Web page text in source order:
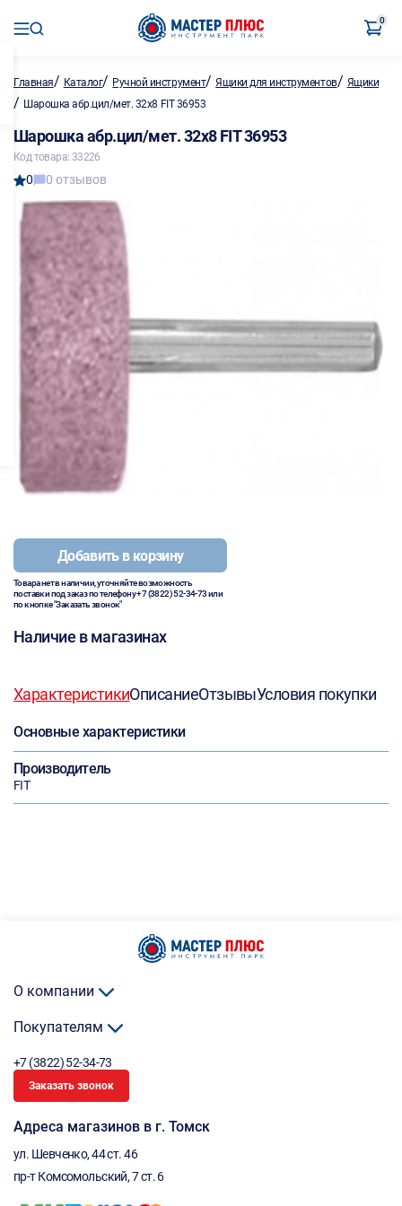
0
Главная/ Каталог/ Ручной инструмент/Ящики для инструментов/ Ящики
/ Шарошка абр.цил/мет. 32х8 FIT 36953
Шарошка абр.цил/мет. 32х8 FIT 36953
Код товара: 33226
0 0 отзывов
Добавить в корзину
Товара нет в наличии, уточняйте возможность
поставки под заказ по телефону+7 (3822) 52-34-73или
по кнопке "Заказать звонок"
Наличие в магазинах
ХарактеристикиОписаниеОтзывыУсловия покупки
Основные характеристики
Производитель
FIT
О компании
Покупателям
+7 (3822) 52-34-73
Заказать звонок
Адреса магазинов в г. Томск
ул. Шевченко, 44 ст. 46
пр-т Комсомольский, 7 ст. 6